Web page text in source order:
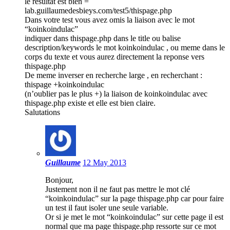
lab.guillaumedesbieys.com/test5/thispage.php
Dans votre test vous avez omis la liaison avec le mot
“koinkoindulac”
indiquer dans thispage.php dans le title ou balise
description/keywords le mot koinkoindulac , ou meme dans le
corps du texte et vous aurez directement la reponse vers
thispage.php
De meme inverser en recherche large , en recherchant :
thispage +koinkoindulac
(n’oublier pas le plus +) la liaison de koinkoindulac avec
thispage.php existe et elle est bien claire.
Salutations
Guillaume 12 May 2013
Bonjour,
Justement non il ne faut pas mettre le mot clé
“koinkoindulac” sur la page thispage.php car pour faire
un test il faut isoler une seule variable.
Or si je met le mot “koinkoindulac” sur cette page il est
normal que ma page thispage.php ressorte sur ce mot